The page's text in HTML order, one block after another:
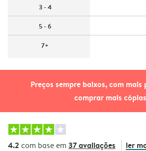
Preços sempre baixos, com mais
comprar mais cópias
3 - 4
5 - 6
7+
4.2 com base em 37 avaliações ler